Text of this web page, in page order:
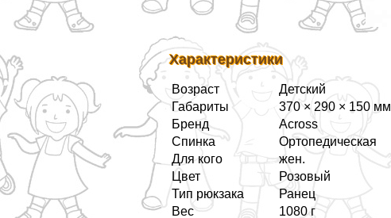
Хаpaктеристики
Возраст
Детский
Габариты
370 × 290 × 150 мм
Бренд
Across
Спинка
Ортопедическая
Для кого
жен.
Цвет
Розовый
Тип рюкзака
Ранец
Вес
1080 г